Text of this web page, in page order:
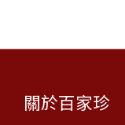
關於百家珍